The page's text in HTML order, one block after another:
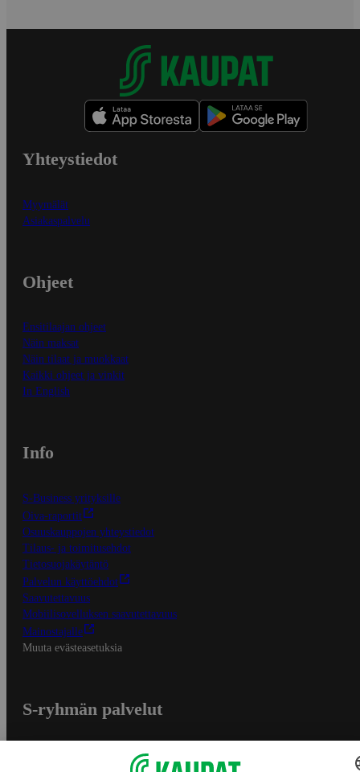
Yhteystiedot
Myymälät
Asiakaspalvelu
Ohjeet
Ensitilaajan ohjeet
Näin maksat
Näin tilaat ja muokkaat
Kaikki ohjeet ja vinkit
In English
Info
S-Business yrityksille
Oiva-raportit
Osuuskauppojen yhteystiedot
Tilaus- ja toimitusehdot
Tietosuojakäytäntö
Palvelun käyttöehdot
Saavutettavuus
Mobiilisovelluksen saavutettavuus
Mainostajalle
Muuta evästeasetuksia
S-ryhmän palvelut